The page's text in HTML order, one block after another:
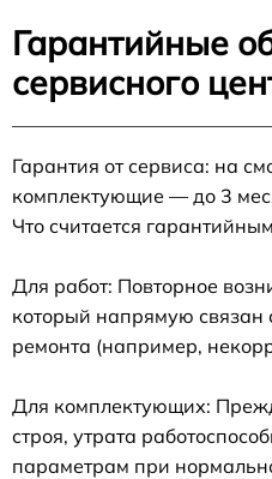
Гарантийные
сервисного
Гарантия от сервиса: на
комплектующие — до 3
Что считается
Для работ: Повторное
который напрямую связан
ремонта (например,
Для комплектующих:
строя, утрата
параметрам при